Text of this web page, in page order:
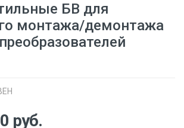
БВ для
монтажа/демонтажа
руб.